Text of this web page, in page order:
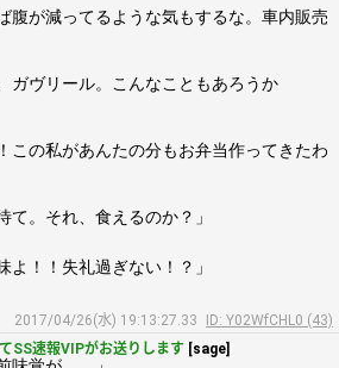
腹が減ってるような気もするな。車内販売
ガヴリール。こんなこともあろうか
この私があんたの分もお弁当作ってきたわ
。それ、食えるのか？」
！！失礼過ぎない！？」
2017/04/26(水) 19:13:27.33
ID: Y02WfCHL0 (43)
SS速報VIPがお送りします [sage]